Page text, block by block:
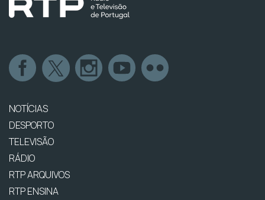
NOTÍCIAS
DESPORTO
TELEVISÃO
RÁDIO
RTP ARQUIVOS
RTP ENSINA